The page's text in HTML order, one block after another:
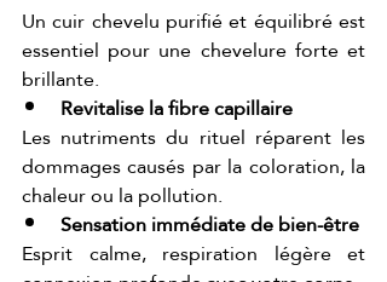
Un cuir chevelu purifié et équilibré est
essentiel pour une chevelure forte et
brillante.
Revitalise la fibre capillaire
Les nutriments du rituel réparent les
dommages causés par la coloration, la
chaleur ou la pollution.
Sensation immédiate de bien-être
Esprit calme, respiration légère et